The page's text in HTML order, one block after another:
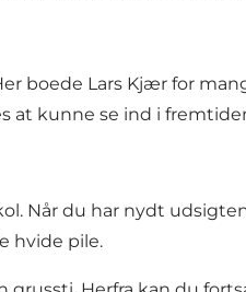
boede Lars Kjær for
at kunne se ind i
Når du har nydt
hvide pile.